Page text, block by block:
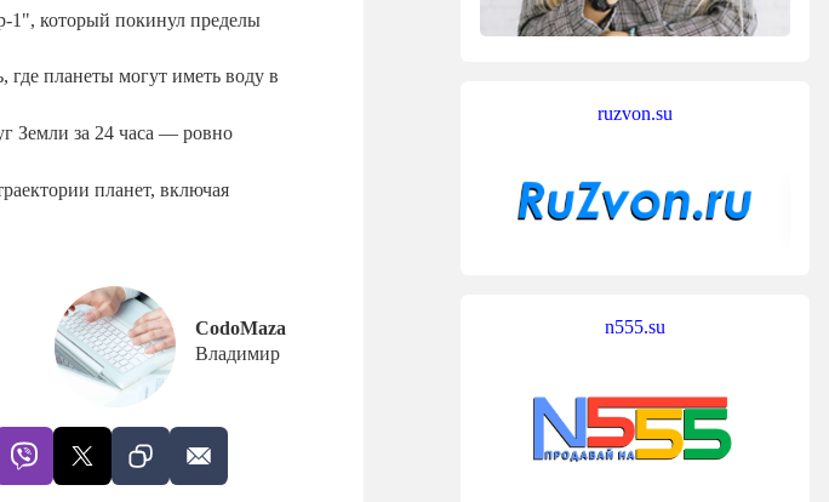
1", который покинул пределы
где планеты могут иметь воду в
Земли за 24 часа — ровно
планет, включая
CodoMaza
Владимир
ruzvon.su
n555.su